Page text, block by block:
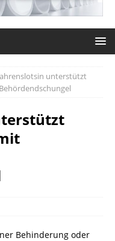
unterstützt
Behinderung oder